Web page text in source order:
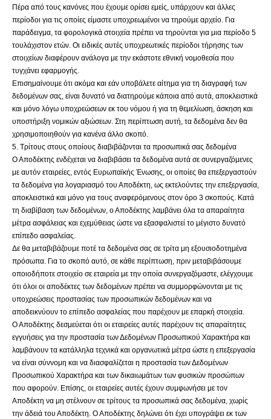
Πέρα από τους κανόνες που έχουμε ορίσει εμείς, υπάρχουν και άλλες
περίοδοι για τις οποίες είμαστε υποχρεωμένοι να τηρούμε αρχείο. Για
παράδειγμα, τα φορολογικά στοιχεία πρέπει να τηρούνται για μια περίοδο 5
τουλάχιστον ετών. Οι ειδικές αυτές υποχρεωτικές περίοδοι τήρησης των
στοιχείων διαφέρουν ανάλογα με την εκάστοτε εθνική νομοθεσία που
τυγχάνει εφαρμογής.
Επισημαίνουμε ότι ακόμα και εάν υποβάλετε αίτημα για τη διαγραφή των
δεδομένων σας, είναι δυνατό να διατηρούμε κάποια από αυτά, αποκλειστικά
και μόνο λόγω υποχρεώσεων εκ του νόμου ή για τη θεμελίωση, άσκηση και
υποστήριξη νομικών αξιώσεων. Στη περίπτωση αυτή, τα δεδομένα δεν θα
χρησιμοποιηθούν για κανένα άλλο σκοπό.
5. Τρίτους στους οποίους διαβιβάζονται τα προσωπικά σας δεδομένα
Ο Αποδέκτης ενδέχεται να διαβιβάσει τα δεδομένα αυτά σε συνεργαζόμενες
με αυτόν εταιρείες, εντός Ευρωπαϊκής Ένωσης, οι οποίες θα επεξεργαστούν
τα δεδομένα για λογαριασμό του Αποδέκτη, ως εκτελούντες την επεξεργασία,
αποκλειστικά και μόνο για τους αναφερόμενους στον όρο 3 σκοπούς. Κατά
τη διαβίβαση των δεδομένων, ο Αποδέκτης λαμβάνει όλα τα απαραίτητα
μέτρα ασφάλειας και εχεμύθειας ώστε να εξασφαλιστεί το μέγιστο δυνατό
επίπεδο ασφαλείας.
Δε θα μεταβιβάζουμε ποτέ τα δεδομένα σας σε τρίτα μη εξουσιοδοτημένα
πρόσωπα. Για το σκοπό αυτό, σε κάθε περίπτωση, πριν μεταβιβάσουμε
οποιοδήποτε στοιχείο σε εταιρεία με την οποία συνεργαζόμαστε, ελέγχουμε
ότι όλοι οι αποδέκτες των δεδομένων πρέπει να συμμορφώνονται με τις
υποχρεώσεις προστασίας των προσωπικών δεδομένων και να
αποδεικνύουν το επίπεδο ασφαλείας που παρέχουν με επαρκή στοιχεία.
Ο Αποδέκτης δεσμεύεται ότι οι εταιρείες αυτές παρέχουν τις απαραίτητες
εγγυήσεις για την προστασία των Δεδομένων Προσωπικού Χαρακτήρα και
λαμβάνουν τα κατάλληλα τεχνικά και οργανωτικά μέτρα ώστε η επεξεργασία
να είναι σύννομη και να διασφαλίζεται η προστασία των Δεδομένων
Προσωπικού Χαρακτήρα και των δικαιωμάτων των φυσικών προσώπων
που αφορούν. Επίσης, οι εταιρείες αυτές έχουν συμφωνήσει με τον
Αποδέκτη να μη στέλνουν σε τρίτους τα προσωπικά σας δεδομένα, χωρίς
την άδειά του Αποδέκτη. Ο Αποδέκτης δηλώνει ότι έχει υπογράψει εκ των